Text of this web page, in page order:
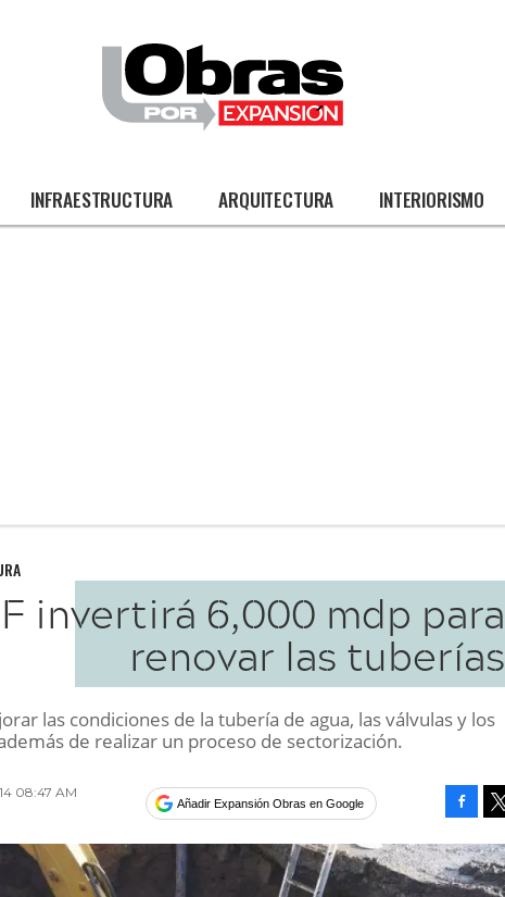
INFRAESTRUCTURA ARQUITECTURA INTERIORISMO
invertirá 6,000 mdp para
renovar las tuberías
las condiciones de la tubería de agua, las válvulas y los
de realizar un proceso de sectorización.
08:47 AM
Añadir Expansión Obras en Google